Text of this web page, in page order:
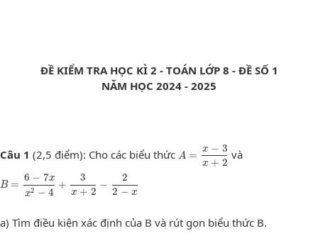
ĐỀ KIỂM TRA HỌC KÌ 2 - TOÁN LỚP 8 - ĐỀ SỐ 1
NĂM HỌC 2024 - 2025
Câu 1 (2,5 điểm): Cho các biểu thức A =
x − 3
x + 2
A −3x +2 và
B =
6 − 7x
x2 − 4
+
3
x + 2
−
2
2 − x
B= − 7x x2− 3x −
a) Tìm điều kiện xác định của B và rút gọn biểu thức B.